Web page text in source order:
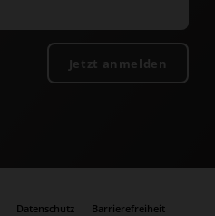
Jetzt anmelden
Datenschutz Barrierefreiheit